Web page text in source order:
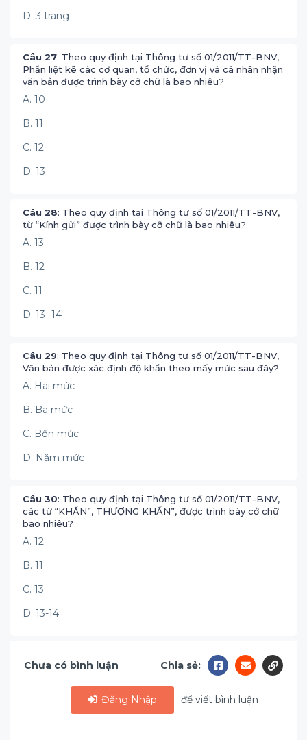
D. 3 trang
Câu 27: Theo quy định tại Thông tư số 01/2011/TT-BNV,
Phần liệt kê các cơ quan, tổ chức, đơn vị và cá nhân nhận
văn bản được trình bày cỡ chữ là bao nhiêu?
A. 10
B. 11
C. 12
D. 13
Câu 28: Theo quy định tại Thông tư số 01/2011/TT-BNV,
từ “Kính gửi” được trình bày cỡ chữ là bao nhiêu?
A. 13
B. 12
C. 11
D. 13 -14
Câu 29: Theo quy định tại Thông tư số 01/2011/TT-BNV,
Văn bản được xác định độ khẩn theo mấy mức sau đây?
A. Hai mức
B. Ba mức
C. Bốn mức
D. Năm mức
Câu 30: Theo quy định tại Thông tư số 01/2011/TT-BNV,
các từ “KHẨN”, THƯỢNG KHẨN”, được trình bày cở chữ
bao nhiêu?
A. 12
B. 11
C. 13
D. 13-14
Chưa có bình luận Chia sẻ:
Đăng Nhập để viết bình luận